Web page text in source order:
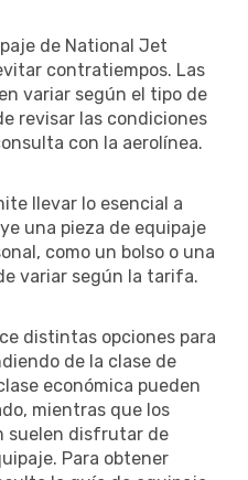
de National Jet
contratiempos. Las
variar según el tipo de
revisar las condiciones
con la aerolínea.
llevar lo esencial a
una pieza de equipaje
como un bolso o una
variar según la tarifa.
distintas opciones para
de la clase de
económica pueden
mientras que los
suelen disfrutar de
Para obtener